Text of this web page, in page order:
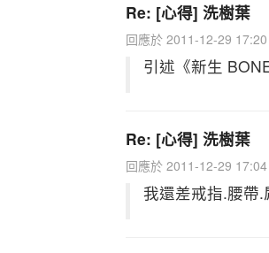
Re: [心得] 洗樹葉
回應於 2011-12-29 17:20
引述《新生
Re: [心得] 洗樹葉
回應於 2011-12-29 17:04
我還差戒指.腰帶.